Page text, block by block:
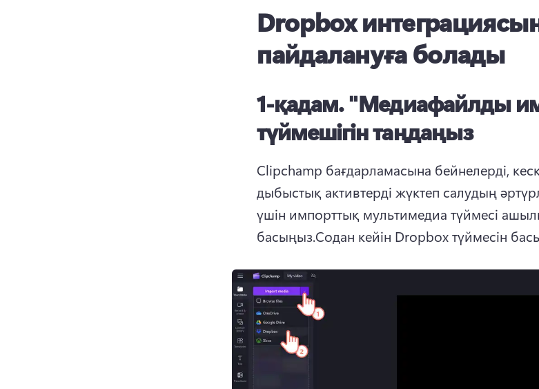
Dropbox
пайдалануға болады
1-қадам."Медиафайлды
түймешігін таңдаңыз
Clipchamp бағдарламасына бейнелерді,
дыбыстық активтерді жүктеп салудың
үшін импорттық мультимедиа түймесі
басыңыз.Содан кейін Dropbox түймесін